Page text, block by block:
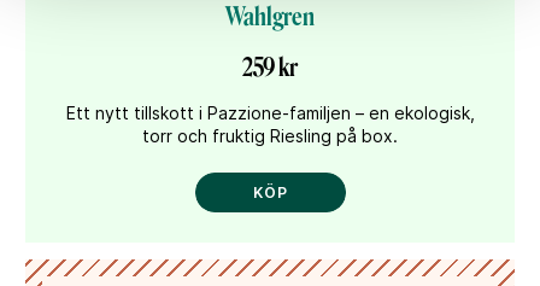
Wahlgren
259 kr
Ett nytt tillskott i Pazzione-familjen – en ekologisk,
torr och fruktig Riesling på box.
KÖP